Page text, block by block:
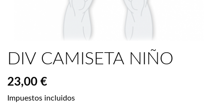
DIV CAMISETA NIÑO
23,00 €
Impuestos incluidos